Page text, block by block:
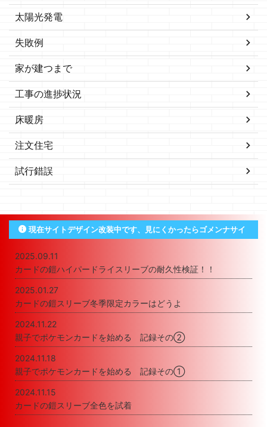
太陽光発電
失敗例
家が建つまで
工事の進捗状況
床暖房
注文住宅
試行錯誤
現在サイトデザイン改装中です、見にくかったらゴメンナサイ
2025.09.11
カードの鎧ハイパードライスリーブの耐久性検証！！
2025.01.27
カードの鎧スリーブ冬季限定カラーはどうよ
2024.11.22
親子でポケモンカードを始める 記録その②
2024.11.18
親子でポケモンカードを始める 記録その①
2024.11.15
カードの鎧スリーブ全色を試着